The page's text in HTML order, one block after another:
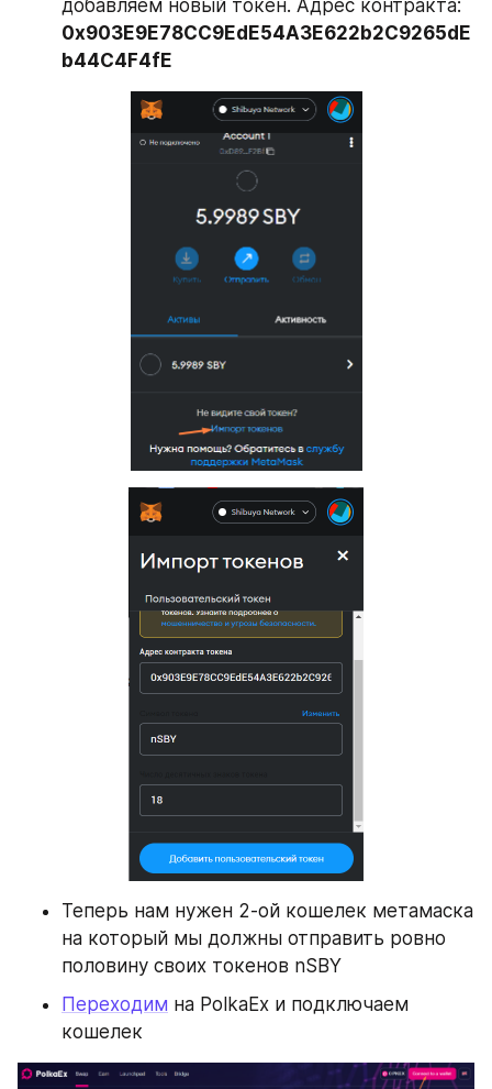
0x903E9E78CC9EdE54A3E622b2C9265dE
b44C4F4fE
Теперь нам нужен 2-ой кошелек метамаска
на который мы должны отправить ровно
половину своих токенов nSBY
Переходим на PolkaEx и подключаем
кошелек